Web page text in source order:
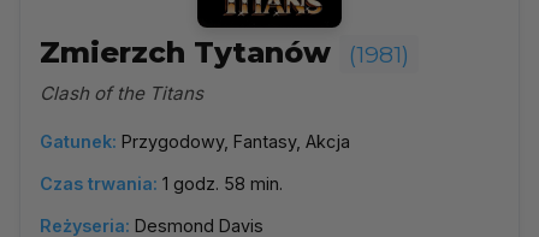
Zmierzch Tytanów (1981)
Clash of the Titans
Gatunek: Przygodowy, Fantasy, Akcja
Czas trwania: 1 godz. 58 min.
Reżyseria: Desmond Davis